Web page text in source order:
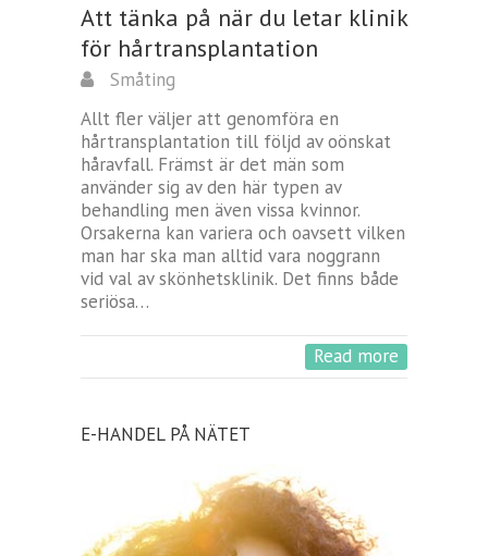
Att tänka på när du letar klinik
för hårtransplantation
Småting
Allt fler väljer att genomföra en
hårtransplantation till följd av oönskat
håravfall. Främst är det män som
använder sig av den här typen av
behandling men även vissa kvinnor.
Orsakerna kan variera och oavsett vilken
man har ska man alltid vara noggrann
vid val av skönhetsklinik. Det finns både
seriösa…
Read more
E-HANDEL PÅ NÄTET